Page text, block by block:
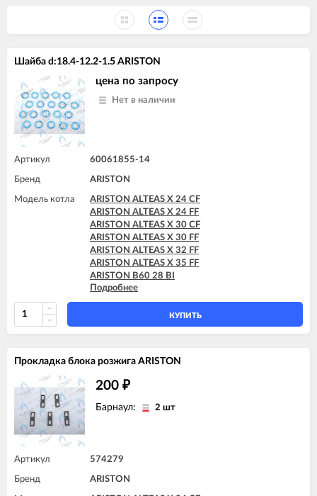
Шайба d:18.4-12.2-1.5 ARISTON
цена по запросу
Нет в наличии
Артикул 60061855-14
Бренд ARISTON
Модель котла
ARISTON ALTEAS X 24 CF
ARISTON ALTEAS X 24 FF
ARISTON ALTEAS X 30 CF
ARISTON ALTEAS X 30 FF
ARISTON ALTEAS X 32 FF
ARISTON ALTEAS X 35 FF
ARISTON B60 28 BI
ARISTON B60 30 BFFI
ARISTON CARES X 15 CF
ARISTON CARES X 15 FF
ARISTON CARES X 18 FF
ARISTON CARES X SYSTEM 24 CF
ARISTON CARES X SYSTEM 24 FF
ARISTON CLAS B 24 CF
ARISTON CLAS B 24 FF
ARISTON CLAS B EVO 28 FF
ARISTON CLAS B X 24 FF
ARISTON CLAS B X 28 FF
Подробнее
КУПИТЬ
Прокладка блока розжига ARISTON
200 ₽
Барнаул: 2 шт
Артикул 574279
Бренд ARISTON